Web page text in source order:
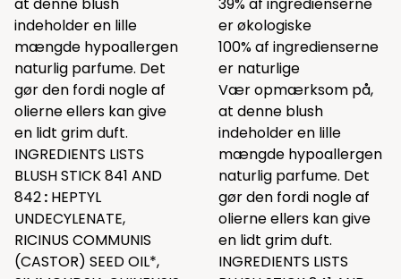
indeholder en lille
mængde hypoallergen
naturlig parfume. Det
gør den fordi nogle af
olierne ellers kan give
en lidt grim duft.
INGREDIENTS LISTS
BLUSH STICK 841 AND
842: HEPTYL
UNDECYLENATE,
RICINUS COMMUNIS
(CASTOR) SEED OIL*,
er økologiske
100% af ingredienserne
er naturlige
Vær opmærksom på,
at denne blush
indeholder en lille
mængde hypoallergen
naturlig parfume. Det
gør den fordi nogle af
olierne ellers kan give
en lidt grim duft.
INGREDIENTS LISTS